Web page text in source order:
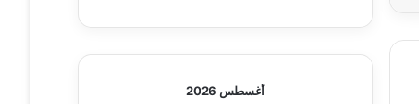
أغسطس 2026